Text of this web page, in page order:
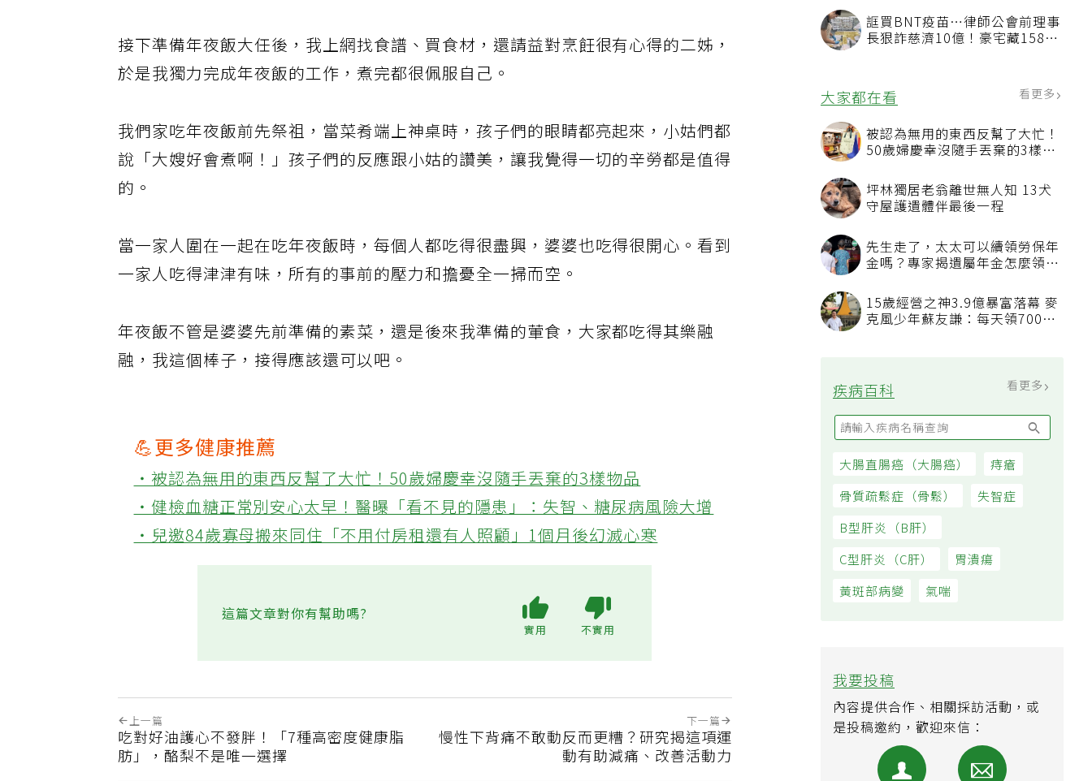
誆買BNT疫苗…律師公會前理事
長狠詐慈濟10億！豪宅藏158公
大家都在看 看更多
被認為無用的東西反幫了大忙！
50歲婦慶幸沒隨手丟棄的3樣物
坪林獨居老翁離世無人知 13犬
守屋護遺體伴最後一程
先生走了，太太可以續領勞保年
金嗎？專家揭遺屬年金怎麼領，
15歲經營之神3.9億暴富落幕 麥
克風少年蘇友謙：每天領700元
疾病百科 看更多
大腸直腸癌（大腸癌） 痔瘡
骨質疏鬆症（骨鬆） 失智症
B型肝炎（B肝）
C型肝炎（C肝） 胃潰瘍
黃斑部病變 氣喘
我要投稿
內容提供合作、相關採訪活動，或
是投稿邀約，歡迎來信：
接下準備年夜飯大任後，我上網找食譜、買食材，還請益對烹飪很有心得的二姊，
於是我獨力完成年夜飯的工作，煮完都很佩服自己。
我們家吃年夜飯前先祭祖，當菜肴端上神桌時，孩子們的眼睛都亮起來，小姑們都
說「大嫂好會煮啊！」孩子們的反應跟小姑的讚美，讓我覺得一切的辛勞都是值得
的。
當一家人圍在一起在吃年夜飯時，每個人都吃得很盡興，婆婆也吃得很開心。看到
一家人吃得津津有味，所有的事前的壓力和擔憂全一掃而空。
年夜飯不管是婆婆先前準備的素菜，還是後來我準備的葷食，大家都吃得其樂融
融，我這個棒子，接得應該還可以吧。
💪更多健康推薦
‧被認為無用的東西反幫了大忙！50歲婦慶幸沒隨手丟棄的3樣物品
‧健檢血糖正常別安心太早！醫曝「看不見的隱患」：失智、糖尿病風險大增
‧兒邀84歲寡母搬來同住「不用付房租還有人照顧」1個月後幻滅心寒
這篇文章對你有幫助嗎?
上一篇
吃對好油護心不發胖！「7種高密度健康脂
肪」，酪梨不是唯一選擇
下一篇
慢性下背痛不敢動反而更糟？研究揭這項運
動有助減痛、改善活動力